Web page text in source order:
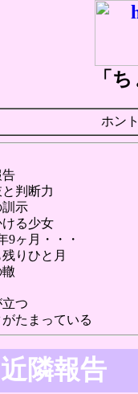
「
ホン
告
判断力
示
る少女
9ヶ月・・・
りひと月
立つ
たまっている
隣報告